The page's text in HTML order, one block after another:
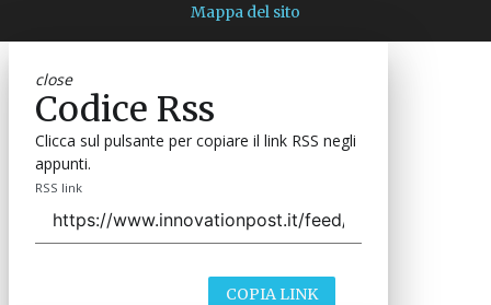
Mappa del sito
close
Codice Rss
Clicca sul pulsante per copiare il link RSS negli
appunti.
RSS link
COPIA LINK